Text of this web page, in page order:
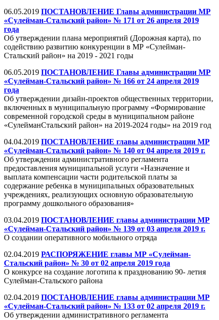
06.05.2019 ПОСТАНОВЛЕНИЕ Главы администрации МР
«Сулейман-Стальский район» № 171 от 26 апреля 2019
года
Об утверждении плана мероприятий (Дорожная карта), по
содействию развитию конкуренции в МР «Сулейман-
Стальский район» на 2019 - 2021 годы
06.05.2019 ПОСТАНОВЛЕНИЕ Главы администрации МР
«Сулейман-Стальский район» № 166 от 24 апреля 2019
года
Об утверждении дизайн-проектов общественных территории,
включенных в муниципальную программу «Формирование
современной городской среды в муниципальном районе
«СулейманСтальский район» на 2019-2024 годы» на 2019 год
04.04.2019 ПОСТАНОВЛЕНИЕ главы администрации МР
«Сулейман-Стальский район» № 140 от 04 апреля 2019 г.
Об утверждении административного регламента
предоставления муниципальной услуги «Назначение и
выплата компенсации части родительской платы за
содержание ребенка в муниципальных образовательных
учреждениях, реализующих основную образовательную
программу дошкольного образования»
03.04.2019 ПОСТАНОВЛЕНИЕ главы администрации МР
«Сулейман-Стальский район» № 139 от 03 апреля 2019 г.
О создании оперативного мобильного отряда
02.04.2019 РАСПОРЯЖЕНИЕ главы МР «Сулейман-
Стальский район» № 30 от 02 апреля 2019 года
О конкурсе на создание логотипа к празднованию 90- летия
Сулейман-Стальского района
02.04.2019 ПОСТАНОВЛЕНИЕ главы администрации МР
«Сулейман-Стальский район» № 133 от 02 апреля 2019 г.
Об утверждении административного регламента